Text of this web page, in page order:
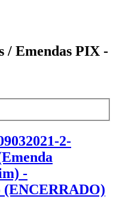
/ Emendas PIX -
2-
-
(ENCERRADO)